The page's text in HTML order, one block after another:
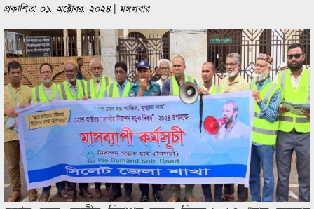
প্রকাশিত: ০১. অক্টোবর. ২০২৪ | মঙ্গলবার